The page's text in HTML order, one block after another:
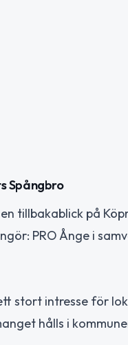
Spångbro
tillbakablick på
PRO Ånge i
stort intresse för
hålls i